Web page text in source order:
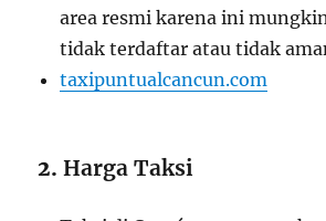
area resmi karena ini
tidak terdaftar atau tidak
taxipuntualcancun.com
2.Harga Taksi